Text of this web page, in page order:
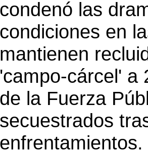
condenó las
condiciones en
mantienen
'campo-cárcel' a
de la Fuerza
secuestrados
enfrentamientos.